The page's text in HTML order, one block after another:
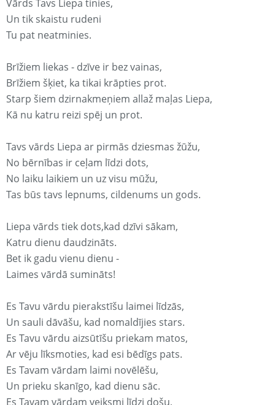
Vārds Tavs Liepa tinies,
Un tik skaistu rudeni
Tu pat neatminies.
Brīžiem liekas - dzīve ir bez vainas,
Brīžiem šķiet, ka tikai krāpties prot.
Starp šiem dzirnakmeņiem allaž maļas Liepa,
Kā nu katru reizi spēj un prot.
Tavs vārds Liepa ar pirmās dziesmas žūžu,
No bērnības ir ceļam līdzi dots,
No laiku laikiem un uz visu mūžu,
Tas būs tavs lepnums, cildenums un gods.
Liepa vārds tiek dots,kad dzīvi sākam,
Katru dienu daudzināts.
Bet ik gadu vienu dienu -
Laimes vārdā sumināts!
Es Tavu vārdu pierakstīšu laimei līdzās,
Un sauli dāvāšu, kad nomaldījies stars.
Es Tavu vārdu aizsūtīšu priekam matos,
Ar vēju līksmoties, kad esi bēdīgs pats.
Es Tavam vārdam laimi novēlēšu,
Un prieku skanīgo, kad dienu sāc.
Es Tavam vārdam veiksmi līdzi došu,